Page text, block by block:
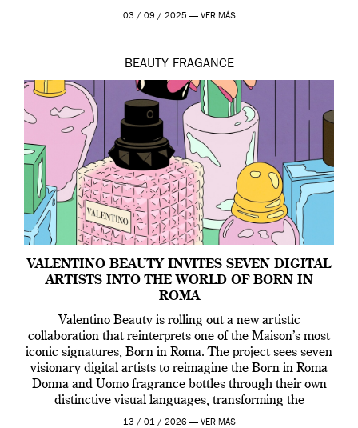
03 / 09 / 2025 — VER MÁS
BEAUTY FRAGANCE
VALENTINO BEAUTY INVITES SEVEN DIGITAL
ARTISTS INTO THE WORLD OF BORN IN
ROMA
Valentino Beauty is rolling out a new artistic
collaboration that reinterprets one of the Maison’s most
iconic signatures, Born in Roma. The project sees seven
visionary digital artists to reimagine the Born in Roma
Donna and Uomo fragrance bottles through their own
distinctive visual languages, transforming the
emblematic design into a contemporary canvas.
13 / 01 / 2026 — VER MÁS